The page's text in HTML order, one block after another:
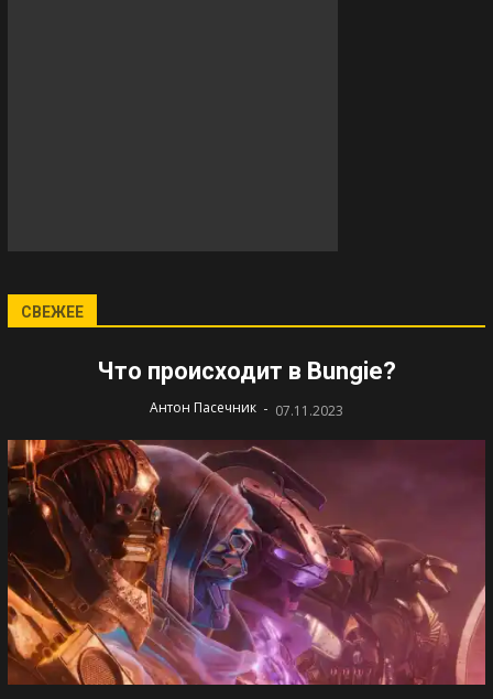
СВЕЖЕЕ
Что происходит в Bungie?
Антон Пасечник - 07.11.2023